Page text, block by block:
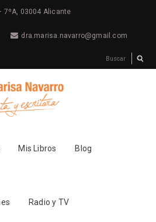
7ºA, 03004 Alicante
dra.marisa.navarro@gmail.com
Mis Libros Blog
Radio y TV